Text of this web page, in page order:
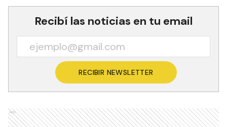
Recibí las noticias en tu email
RECIBIR NEWSLETTER
Ads